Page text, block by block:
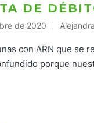
DE
de 2020
Publicado
en
con ARN que
porque